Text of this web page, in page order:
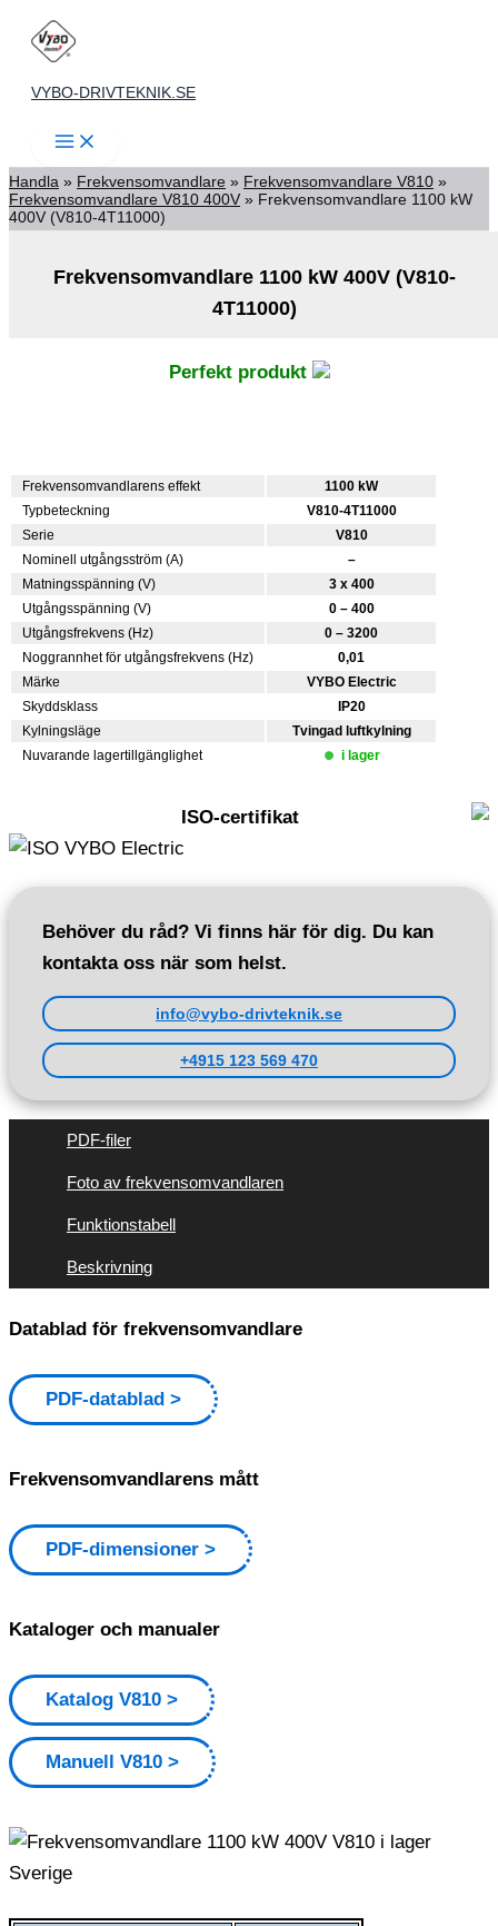
Hoppa
innehåll
VYBO-DRIVTEKNIK.SE
Handla » Frekvensomvandlare » Frekvensomvandlare V810 »
Frekvensomvandlare V810 400V » Frekvensomvandlare 1100 kW
400V (V810-4T11000)
Frekvensomvandlare 1100 kW 400V (V810-
4T11000)
Perfekt produkt
Frekvensomvandlarens effekt
1100 kW
Typbeteckning
V810-4T11000
Serie
V810
Nominell utgångsström (A)
–
Matningsspänning (V)
3 x 400
Utgångsspänning (V)
0 – 400
Utgångsfrekvens (Hz)
0 – 3200
Noggrannhet för utgångsfrekvens (Hz)
0,01
Märke
VYBO Electric
Skyddsklass
IP20
Kylningsläge
Tvingad luftkylning
Nuvarande lagertillgänglighet
i lager
ISO-certifikat
Behöver du råd? Vi finns här för dig. Du kan
kontakta oss när som helst.
info@vybo-drivteknik.se
+4915 123 569 470
PDF-filer
Foto av frekvensomvandlaren
Funktionstabell
Beskrivning
Datablad för frekvensomvandlare
PDF-datablad
Frekvensomvandlarens mått
PDF-dimensioner
Kataloger och manualer
Katalog V810
Manuell V810